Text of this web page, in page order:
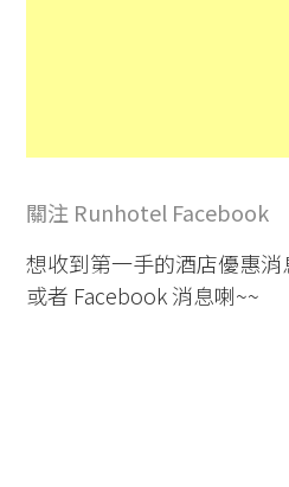
關注 Runhotel Facebook
想收到第一手的酒店優惠
或者 Facebook 消息喇~~